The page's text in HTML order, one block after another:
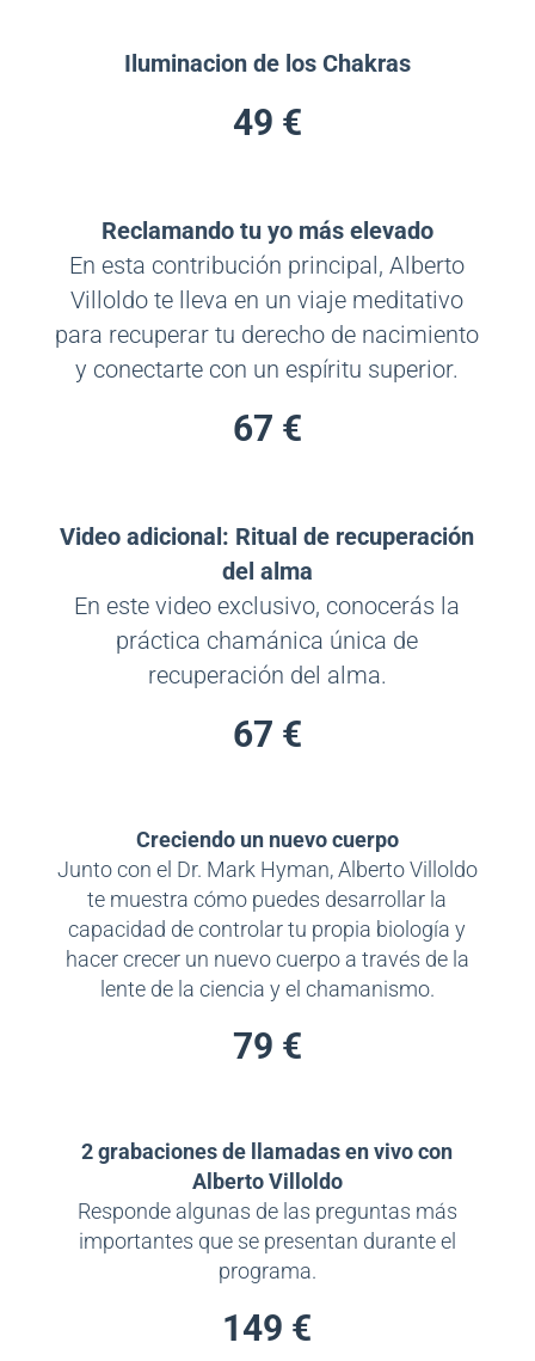
Iluminacion de los Chakras
49 €
Reclamando tu yo más elevado
En esta contribución principal, Alberto
Villoldo te lleva en un viaje meditativo
para recuperar tu derecho de nacimiento
y conectarte con un espíritu superior.
67 €
Video adicional: Ritual de recuperación
del alma
En este video exclusivo, conocerás la
práctica chamánica única de
recuperación del alma.
67 €
Creciendo un nuevo cuerpo
Junto con el Dr. Mark Hyman, Alberto Villoldo
te muestra cómo puedes desarrollar la
capacidad de controlar tu propia biología y
hacer crecer un nuevo cuerpo a través de la
lente de la ciencia y el chamanismo.
79 €
2 grabaciones de llamadas en vivo con
Alberto Villoldo
Responde algunas de las preguntas más
importantes que se presentan durante el
programa.
149 €